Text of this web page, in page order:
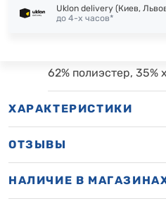
Uklon delivery (Киев,
до 4-х часов*
62% полиэстер, 35%
ХАРАКТЕРИСТИКИ
ОТЗЫВЫ
НАЛИЧИЕ В